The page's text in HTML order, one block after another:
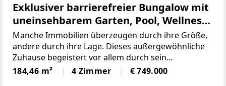
Exklusiver barrierefreier Bungalow mit
uneinsehbarem Garten, Pool, Wellness
& Photovoltaik
Manche Immobilien überzeugen durch ihre Größe,
andere durch ihre Lage. Dieses außergewöhnliche
Zuhause begeistert vor allem durch sein
besonderes Wohngefühl.Willkommen in Ihrem
neuen Zuhause! Dieser außergewöhnliche, im Jahr
184,46 m² 4 Zimmer € 749.000